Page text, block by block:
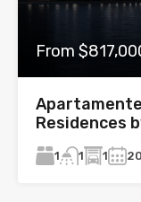
From
Residences
1 1 1